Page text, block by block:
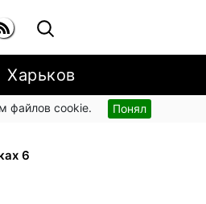
Харьков
файлов cookie. Понял
и
6